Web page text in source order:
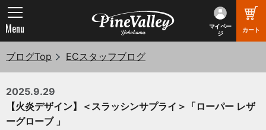
マイペー
ジ
カート
Menu
ブログTop ECスタッフブログ
2025.9.29
【火炎デザイン】＜スラッシンサプライ＞「ローパー レザ
ーグローブ 」